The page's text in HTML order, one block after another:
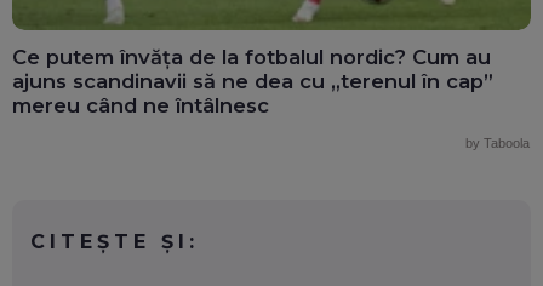
Ce putem învăța de la fotbalul nordic? Cum au
ajuns scandinavii să ne dea cu „terenul în cap”
mereu când ne întâlnesc
by Taboola
CITEȘTE ȘI: